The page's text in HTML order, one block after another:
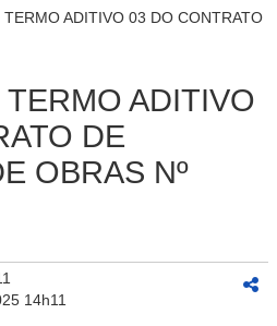
TERMO ADITIVO 03 DO CONTRATO
ADITIVO
DE
OBRAS Nº
14h11